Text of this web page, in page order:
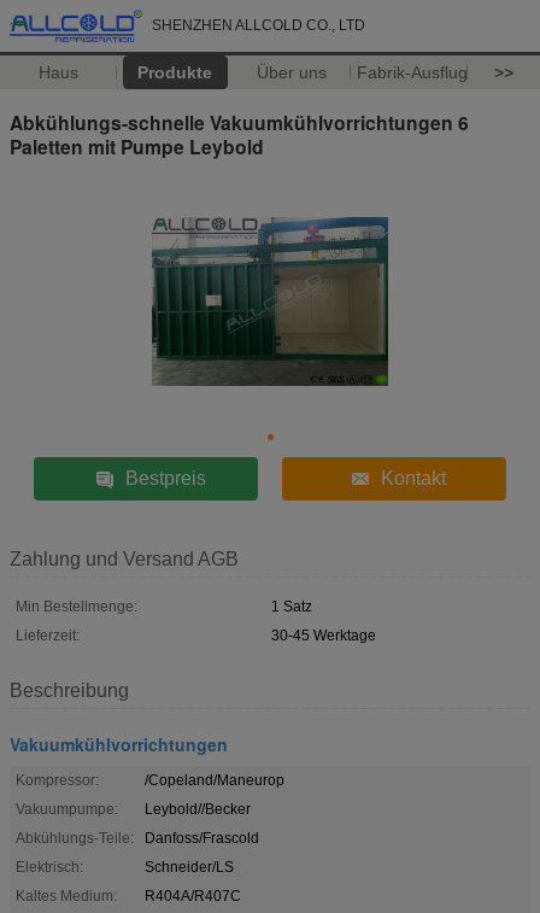
SHENZHEN ALLCOLD CO., LTD
Haus Produkte Über uns Fabrik-Ausflug >>
Abkühlungs-schnelle Vakuumkühlvorrichtungen 6
Paletten mit Pumpe Leybold
Bestpreis Kontakt
Zahlung und Versand AGB
Min Bestellmenge:
1 Satz
Lieferzeit:
30-45 Werktage
Beschreibung
Vakuumkühlvorrichtungen
Kompressor:
/Copeland/Maneurop
Vakuumpumpe:
Leybold//Becker
Abkühlungs-Teile:
Danfoss/Frascold
Elektrisch:
Schneider/LS
Kaltes Medium:
R404A/R407C